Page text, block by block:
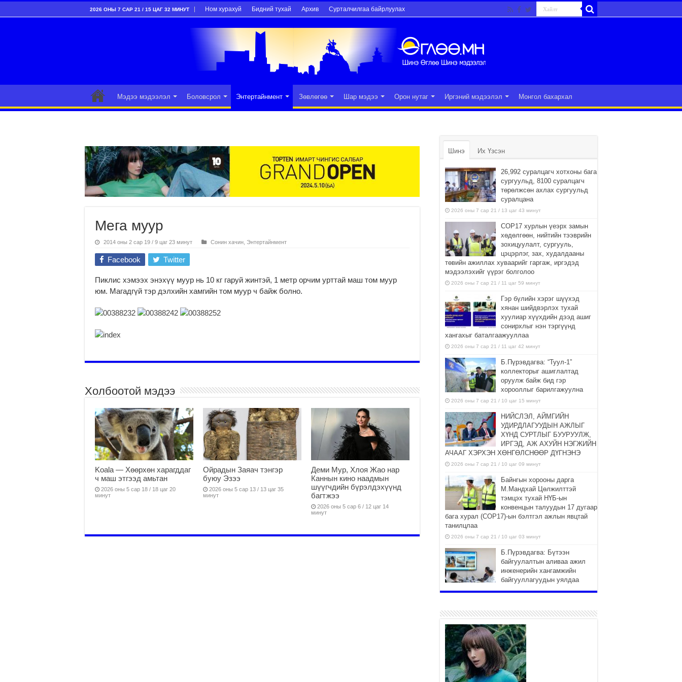
2026 ОНЫ 7 САР 21 / 15 ЦАГ 32 МИНУТ Ном хурахуй Бидний тухай Архив Сурталчилгаа байрлуулах
Мэдээ мэдээлэл Боловсрол Энтертайнмент Зөвлөгөө Шар мэдээ Орон нутаг Иргэний мэдээлэл Монгол бахархал
Мега муур
2014 оны 2 сар 19 / 9 цаг 23 минут Сонин хачин Энтертайнмент
Facebook Twitter
Пиклис хэмээх энэхүү муур нь 10 кг гаруй жинтэй, 1 метр орчим урттай маш том муур
юм. Магадгүй тэр дэлхийн хамгийн том муур ч байж болно.
Холбоотой мэдээ
Koala — Хөөрхөн харагддаг
ч маш этгээд амьтан
2026 оны 5 сар 18 / 18 цаг 20
минут
Ойрадын Заяач тэнгэр
буюу Эзээ
2026 оны 5 сар 13 / 13 цаг 35
минут
Деми Мур, Хлоя Жао нар
Каннын кино наадмын
шүүгчдийн бүрэлдэхүүнд
багтжээ
2026 оны 5 сар 6 / 12 цаг 14
минут
Шинэ Их Үзсэн
26,992 суралцагч хотхоны бага
сургуульд, 8100 суралцагч
төрөлжсөн ахлах сургуульд
суралцана
2026 оны 7 сар 21 / 13 цаг 43 минут
COP17 хурлын үеэрх замын
хөдөлгөөн, нийтийн тээврийн
зохицуулалт, сургууль,
цэцэрлэг, зах, худалдааны
төвийн ажиллах хуваарийг гаргаж, иргэдэд
мэдээлэхийг үүрэг болголоо
2026 оны 7 сар 21 / 11 цаг 59 минут
Гэр бүлийн хэрэг шүүхэд
хянан шийдвэрлэх тухай
хуулиар хүүхдийн дээд ашиг
сонирхлыг нэн тэргүүнд
хангахыг баталгаажууллаа
2026 оны 7 сар 21 / 11 цаг 42 минут
Б.Пүрэвдагва: “Туул-1”
коллекторыг ашиглалтад
оруулж байж бид гэр
хорооллыг барилгажуулна
2026 оны 7 сар 21 / 10 цаг 15 минут
НИЙСЛЭЛ, АЙМГИЙН
УДИРДЛАГУУДЫН АЖЛЫГ
ХҮНД СУРТЛЫГ БУУРУУЛЖ,
ИРГЭД, АЖ АХУЙН НЭГЖИЙН
АЧААГ ХЭРХЭН ХӨНГӨЛСНӨӨР ДҮГНЭНЭ
2026 оны 7 сар 21 / 10 цаг 09 минут
Байнгын хорооны дарга
М.Мандхай Цөлжилттэй
тэмцэх тухай НҮБ-ын
конвенцын талуудын 17 дугаар
бага хурал (СОР17)-ын бэлтгэл ажлын явцтай
танилцлаа
2026 оны 7 сар 21 / 10 цаг 03 минут
Б.Пүрэвдагва: Бүтээн
байгуулалтын аливаа ажил
инженерийн хангамжийн
байгууллагуудын уялдаа
холбоогүйгээс саатах ёсгүй
“Сэлбэ 20 минутын хот”
төслийн анхны 12 давхар
барилгын үндсэн карказ,
цутгалтын ажил дууслаа
2026 оны 7 сар 20 / 17 цаг 17 минут
Мопед, скүүтер, тэдгээртэй
адилтгах үзүүлэлт бүхий